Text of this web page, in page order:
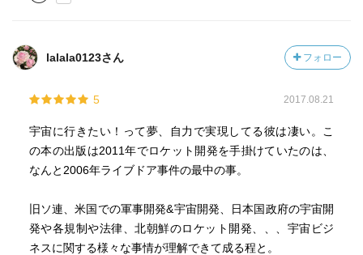
lalala0123さん フォロー
5 2017.08.21
宇宙に行きたい！って夢、自力で実現してる彼は凄い。こ
の本の出版は2011年でロケット開発を手掛けていたのは、
なんと2006年ライブドア事件の最中の事。
旧ソ連、米国での軍事開発&宇宙開発、日本国政府の宇宙開
発や各規制や法律、北朝鮮のロケット開発、、、宇宙ビジ
ネスに関する様々な事情が理解できて成る程と。